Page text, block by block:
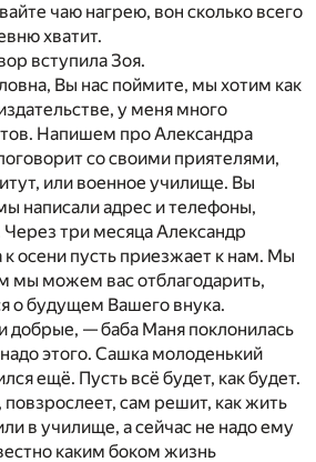
чаю нагрею, вон сколько всего
хватит.
вступила Зоя.
Вы нас поймите, мы хотим как
у меня много
Напишем про Александра
со своими приятелями,
или военное училище. Вы
написали адрес и телефоны,
три месяца Александр
к осени пусть приезжает к нам. Мы
мы можем вас отблагодарить,
о будущем Вашего внука.
добрые, — баба Маня поклонилась
этого. Сашка молоденький
ещё. Пусть всё будет, как будет.
сам решит, как жить
в училище, а сейчас не надо ему
каким боком жизнь